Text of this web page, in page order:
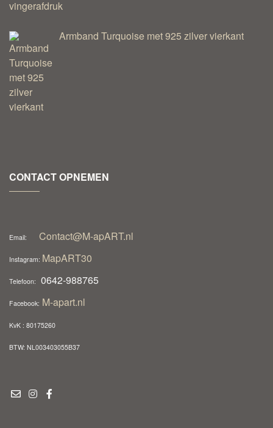
Armband Turquoise met 925 zilver vierkant
CONTACT OPNEMEN
Email: Contact@M-apART.nl
Instagram: MapART30
Telefoon: 0642-988765
Facebook: M-apart.nl
KvK : 80175260
BTW: NL003403055B37